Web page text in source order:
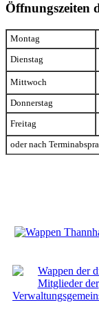
Öffnungszeiten
Montag
Dienstag
Mittwoch
Donnerstag
Freitag
oder nach